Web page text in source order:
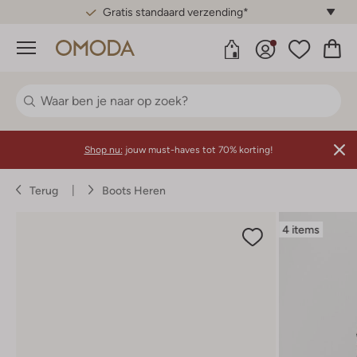
Gratis standaard verzending*
Menu
Shop nu: jouw must-haves tot 70% korting!
Terug Boots Heren
4 items